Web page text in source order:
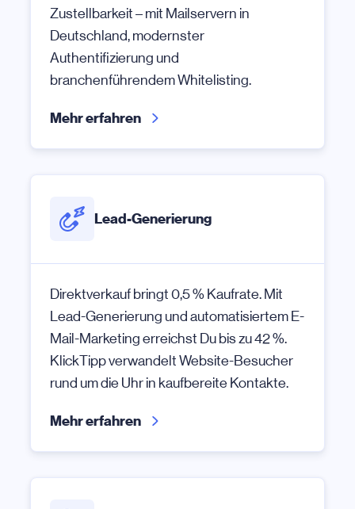
Zustellbarkeit – mit Mailservern in
Deutschland, modernster
Authentifizierung und
branchenführendem Whitelisting.
Mehr erfahren
Lead-Generierung
Direktverkauf bringt 0,5 % Kaufrate. Mit
Lead-Generierung und automatisiertem E-
Mail-Marketing erreichst Du bis zu 42 %.
KlickTipp verwandelt Website-Besucher
rund um die Uhr in kaufbereite Kontakte.
Mehr erfahren